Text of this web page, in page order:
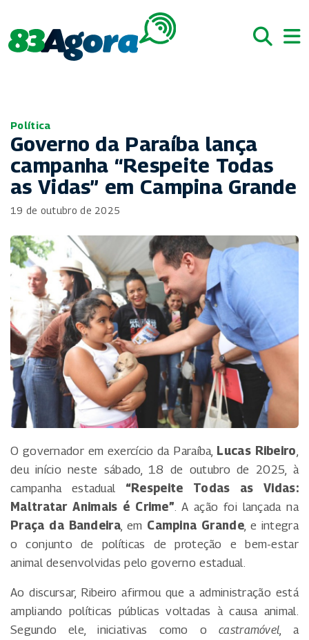
Política
Governo da Paraíba lança
campanha “Respeite Todas
as Vidas” em Campina Grande
19 de outubro de 2025
O governador em exercício da Paraíba, Lucas Ribeiro
deu início neste sábado, 18 de outubro de 2025, à
campanha estadual “Respeite Todas as Vidas:
Maltratar Animais é Crime” . A ação foi lançada na
Praça da Bandeira, em Campina Grande, e integra
o conjunto de políticas de proteção e bem-estar
animal desenvolvidas pelo governo estadual.
Ao discursar, Ribeiro afirmou que a administração está
ampliando políticas públicas voltadas à causa animal.
Segundo ele, iniciativas como ocastramóvel , a